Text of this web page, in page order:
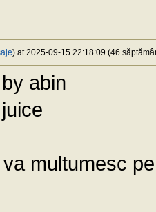
) at 2025-09-15 22:18:09 (46
abin
multumesc